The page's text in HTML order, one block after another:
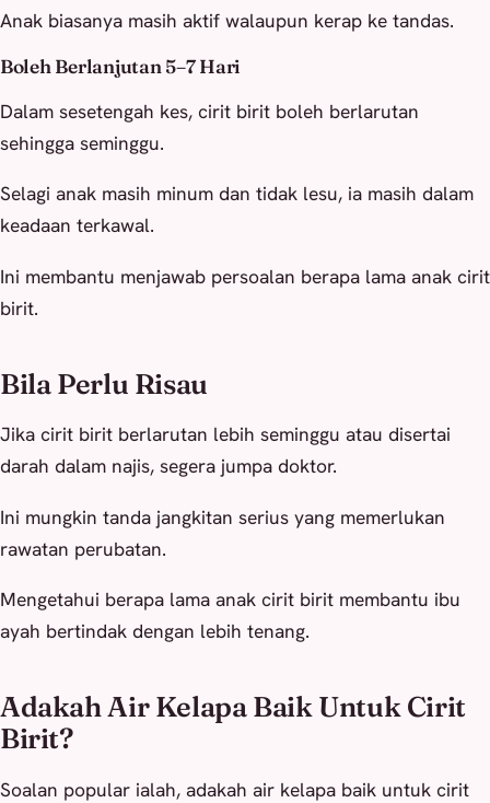
Anak biasanya masih aktif walaupun kerap ke tandas.
Boleh Berlanjutan 5–7 Hari
Dalam sesetengah kes, cirit birit boleh berlarutan
sehingga seminggu.
Selagi anak masih minum dan tidak lesu, ia masih dalam
keadaan terkawal.
Ini membantu menjawab persoalan berapa lama anak cirit
birit.
Bila Perlu Risau
Jika cirit birit berlarutan lebih seminggu atau disertai
darah dalam najis, segera jumpa doktor.
Ini mungkin tanda jangkitan serius yang memerlukan
rawatan perubatan.
Mengetahui berapa lama anak cirit birit membantu ibu
ayah bertindak dengan lebih tenang.
Adakah Air Kelapa Baik Untuk Cirit
Birit?
Soalan popular ialah, adakah air kelapa baik untuk cirit